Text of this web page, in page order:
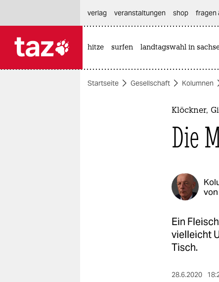
themen
verlag
veranstaltungen shop fragen
hitze surfen landtagswahl in
Startseite Gesellschaft Kolumnen
Klöckner,
Die
von
Ein
vielleicht
Tisch.
28.6.2020